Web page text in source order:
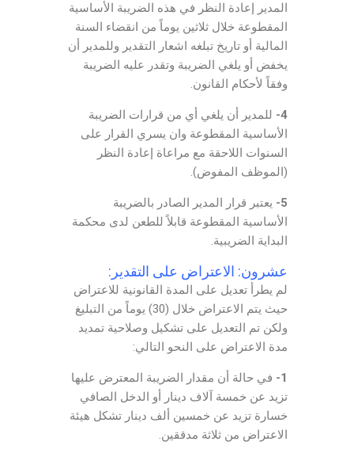
المدير إعادة النظر في هذه الضريبة الأساسية
المقطوعة خلال ثلاثين يوماً من انقضاء السنة
المالية أو تاريخ تبلغه اشعار التقدير وللمدير أن
يخفض أو يلغي الضريبة وتقدر عليه الضريبة
وفقاً لأحكام القانون.
4-
للمدير أن يلغي أي من قرارات الضريبة
الأساسية المقطوعة وان يسري القرار على
السنوات اللاحقة مع مراعاة إعادة النظر
(الموظف المفوض).
5-
يعتبر قرار المدير الصادر بالضريبة
الأساسية المقطوعة قابلاً للطعن لدى محكمة
البداية الضريبية.
عشرون: الاعتراض على التقدير:
لم يطرأ تعديل على المدة القانونية للاعتراض
حيث يتم الاعتراض خلال (30) يوماً من التبليغ
ولكن تم التعديل على تشكيل وصلاحية تمديد
مدة الاعتراض على النحو التالي:
1-
في حالة أن مقدار الضريبة المعترض عليها
تزيد عن خمسة آلاف دينار أو الدخل الصافي
خسارة تزيد عن خمسين ألف دينار تشكل هيئة
الاعتراض من ثلاثة مدققين.